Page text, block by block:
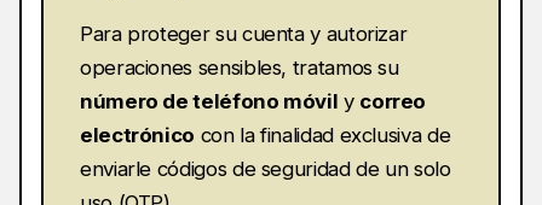
Para proteger su cuenta y autorizar
operaciones sensibles, tratamos su
número de teléfono móvil y correo
electrónico con la finalidad exclusiva de
enviarle códigos de seguridad de un solo